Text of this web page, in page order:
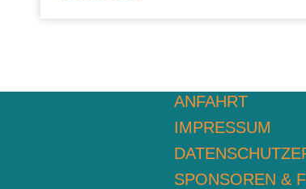
ANFAHRT
IMPRESSUM
SPONSOREN &